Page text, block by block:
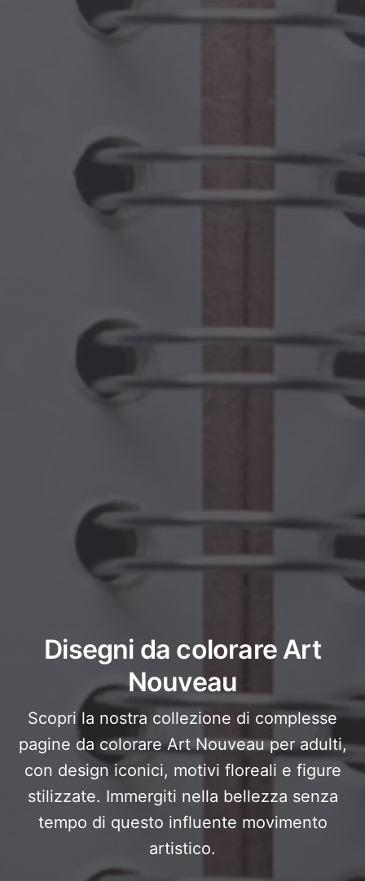
Disegni da colorare Art
Nouveau
Scopri la nostra collezione di complesse
pagine da colorare Art Nouveau per adulti,
con design iconici, motivi floreali e figure
stilizzate. Immergiti nella bellezza senza
tempo di questo influente movimento
artistico.